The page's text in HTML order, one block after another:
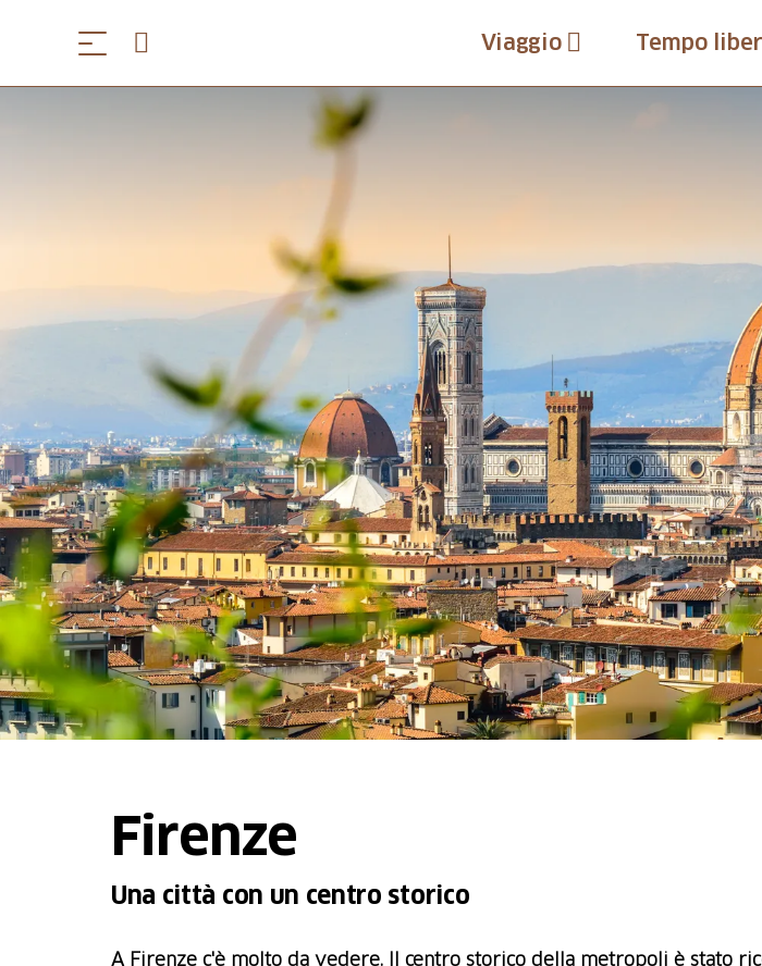
Viaggio Tempo
Firenze
Una città con un centro storico
A Firenze c'è molto da vedere. Il centro storico della metropoli è stato